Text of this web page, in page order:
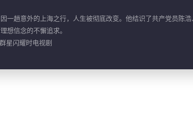
一趟意外的上海之行，人生被彻底改变。他结识了共产党员陈
想信念的不懈追求。
星闪耀时电视剧